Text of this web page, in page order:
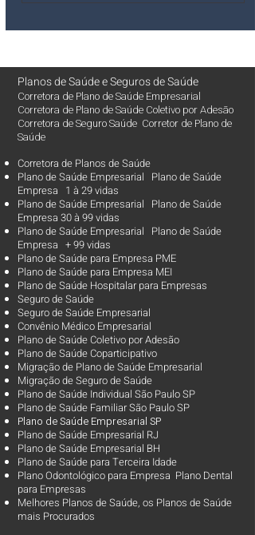
Planos de SaúdeeSeguros de Saúde
Corretora de Plano de Saúde Empresarial
Corretora de Plano de Saúde Coletivo por Adesão
Corretora de Seguro Saúde Corretor de Plano de
Saúde
Corretora de Planos de Saúde
Plano de Saúde Empresarial Plano de Saúde
Empresa 1 à 29 vidas
Plano de Saúde Empresarial Plano de Saúde
Empresa 30 à 99 vidas ​
Plano de Saúde Empresarial Plano de Saúde
Empresa + 99 vidas
Plano de Saúde para Empresa PME
Plano de Saúde para Empresa MEI
Plano de Saúde Hospitalar para Empresas
Seguro de Saúde
Seguro de Saúde Empresarial
Convênio Médico Empresarial
Plano de Saúde Coletivo por Adesão
Plano de Saúde Coparticipativo
Migração de Plano de Saúde Empresarial
Migração de Seguro de Saúde
Plano de Saúde Individual São Paulo SP
Plano de Saúde Familiar São Paulo SP
Plano de Saúde Empresarial SP
Plano de Saúde Empresarial RJ
Plano de Saúde Empresarial BH
Plano de Saúde para Terceira Idade
Plano Odontológico para Empresa Plano Dental
para Empresas
Melhores Planos de Saúde, os Planos de Saúde
mais Procurados​